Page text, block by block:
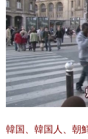
韓国、韓国人、朝